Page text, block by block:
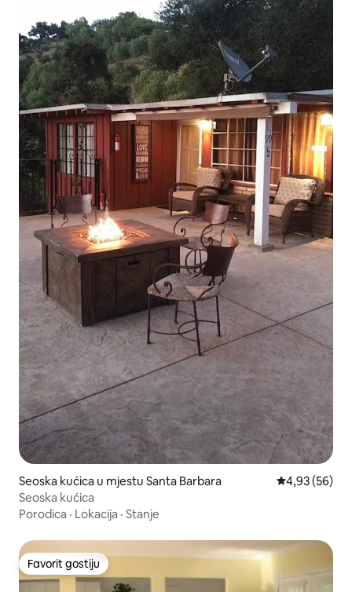
Seoska kućica u mjestu Santa Barbara Prosječna
4,93 (56)
Seoska kućica
Porodica · Lokacija · Stanje
Favorit gostiju
Favorit gostiju